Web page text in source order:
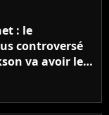
: le
controversé
va avoir le